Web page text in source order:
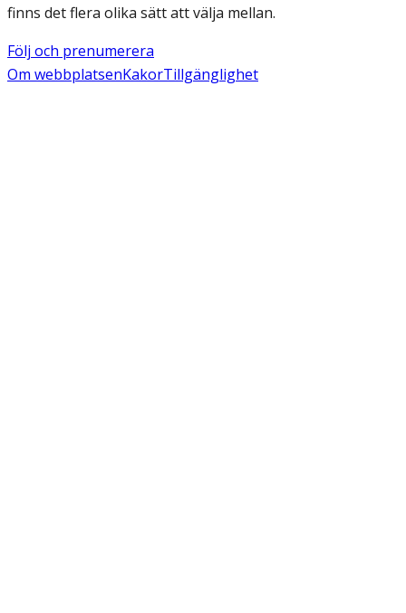
finns det flera olika sätt att välja mellan.
Följ och prenumerera
Om webbplatsenKakorTillgänglighet